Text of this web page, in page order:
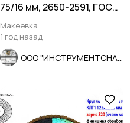
75/16 мм, 2650-2591, ГОСТ
7740-71, СССР.
Макеевка
1 год назад